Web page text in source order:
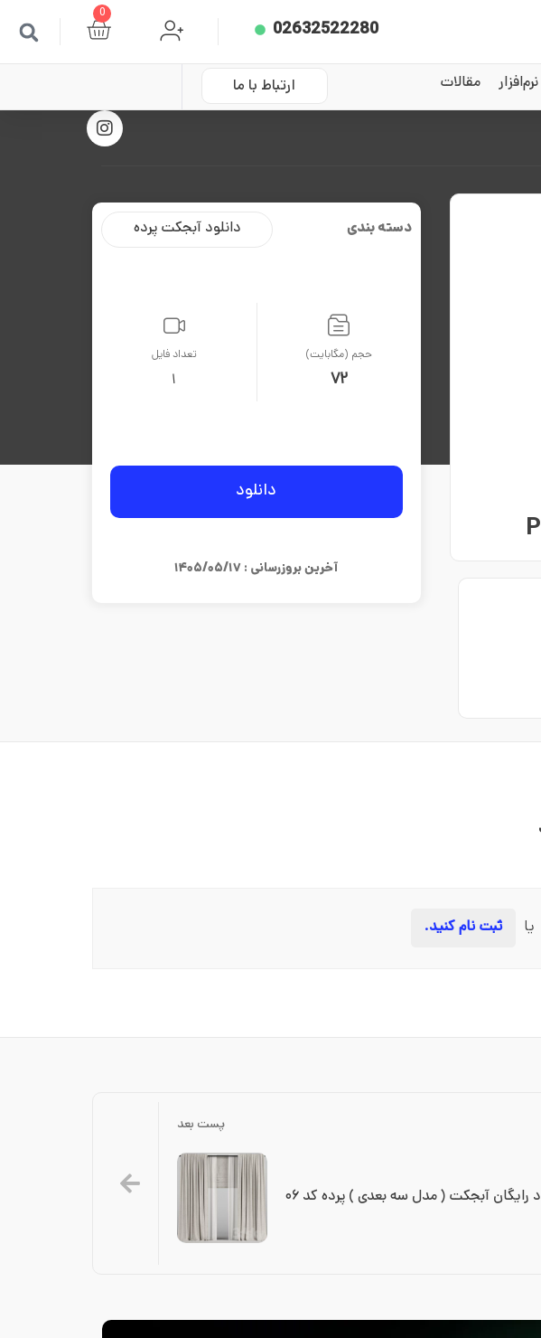
02632522280
0
مقالات
ارتباط با ما
دسته بندی دانلود آبجکت پرده
حجم (مگابایت)
72
تعداد فایل
1
دانلود
آخرین بروزرسانی : ۱۴۰۵/۰۵/۱۷
یا ثبت نام کنید.
پست بعد
رایگان آبجکت ( مدل سه بعدی ) پرده کد ۰۶